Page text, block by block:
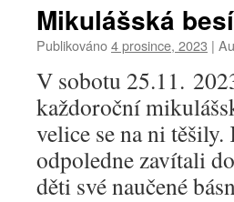
Mikulášská
Publikováno4 prosince, 2023 |
V sobotu 25.11.
každoroční
velice se na ni
odpoledne zavítali
děti své naučené